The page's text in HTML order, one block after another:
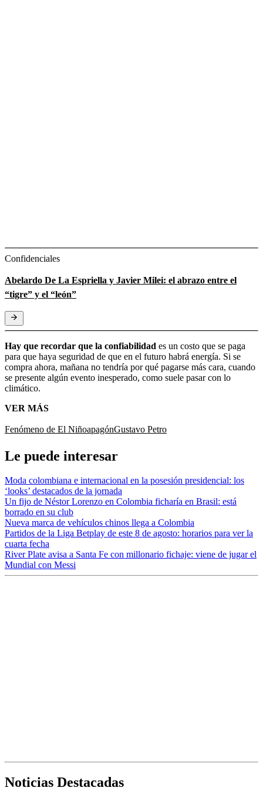
Confidenciales
Abelardo De La Espriella y Javier Milei: el abrazo entre el
“tigre” y el “león”
Hay que recordar que la confiabilidad es un costo que se paga
para que haya seguridad de que en el futuro habrá energía. Si se
compra ahora, mañana no tendría por qué pagarse más cara, cuando
se presente algún evento inesperado, como suele pasar con lo
climático.
VER MÁS
Fenómeno de El NiñoapagónGustavo Petro
Le puede interesar
Moda colombiana e internacional en la posesión presidencial: los
‘looks’ destacados de la jornada
Un fijo de Néstor Lorenzo en Colombia ficharía en Brasil: está
borrado en su club
Nueva marca de vehículos chinos llega a Colombia
Partidos de la Liga Betplay de este 8 de agosto: horarios para ver la
cuarta fecha
River Plate avisa a Santa Fe con millonario fichaje: viene de jugar el
Mundial con Messi
Noticias Destacadas